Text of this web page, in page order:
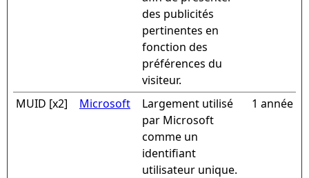
des publicités
pertinentes en
fonction des
préférences du
visiteur.
MUID [x2] Microsoft
Largement utilisé
par Microsoft
comme un
identifiant
utilisateur unique.
1 année